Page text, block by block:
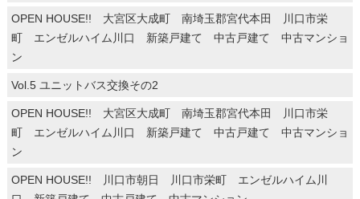
OPEN HOUSE!! 大宮区大成町 南埼玉郡宮代本田 川口市栄
町 エンゼルハイム川口 新築戸建て 中古戸建て 中古マンショ
ン
Vol.5 ユニットバス交換その2
OPEN HOUSE!! 大宮区大成町 南埼玉郡宮代本田 川口市栄
町 エンゼルハイム川口 新築戸建て 中古戸建て 中古マンショ
ン
OPEN HOUSE!! 川口市朝日 川口市栄町 エンゼルハイム川